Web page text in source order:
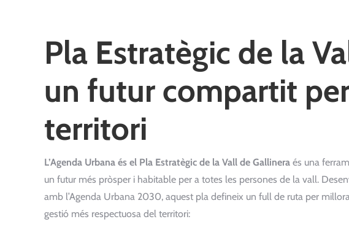
Pla Estratègic de la
un futur compartit
territori
L’Agenda Urbana és el Pla Estratègic de la Vall de Gallinera és una
un futur més pròsper i habitable per a totes les persones de la vall.
amb l’Agenda Urbana 2030, aquest pla defineix un full de ruta per
gestió més respectuosa del territori: